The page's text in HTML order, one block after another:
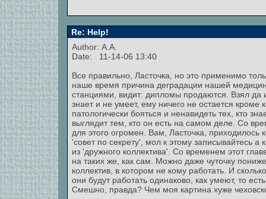
Re: Help!
Author: А.А.
Date: 11-14-06 13:40
Все правильно, Ласточка, но это применимо
наше время причина деградации нашей
станциями, видит: дипломы продаются. Взял да
знает и не умеет, ему ничего не остается кроме
патологически бояться и ненавидеть тех, кто
выглядит тем, кто он есть на самом деле. Со
для этого огромен. Вам, Ласточка, приходилось
'совет по секрету', мол к этому записывайтесь
из 'дружного коллектива'. Со временем этот
на таких же, как сам. Можно даже чуточку
коллектив, в котором не кому работать. И
они будут работать одинаково, как умеют, то
Смешно, правда? Чем моя картина хуже